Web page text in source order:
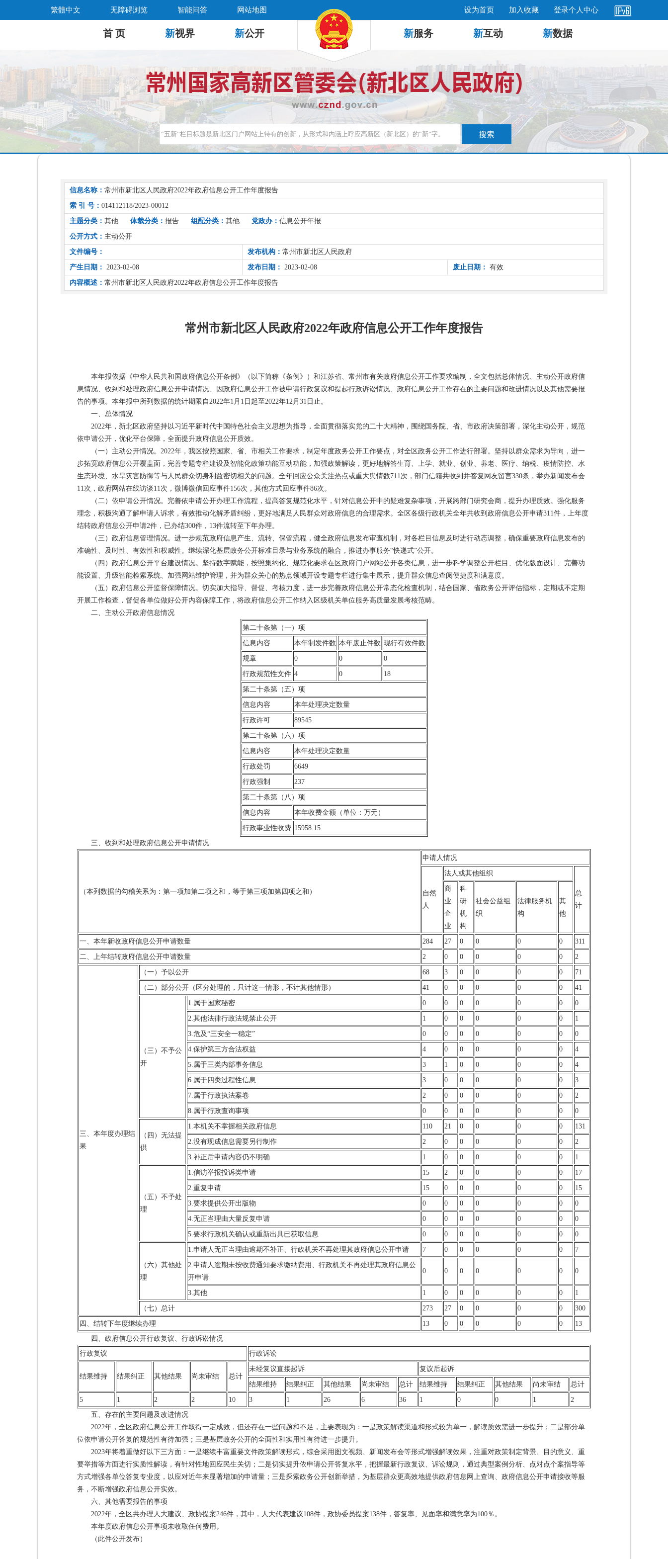
繁體中文 无障碍浏览 智能问答 网站地图 设为首页 加入收藏 登录个人中心
首 页 新视界 新公开 新服务 新互动 新数据
信息名称： 常州市新北区人民政府2022年政府信息公开工作年度报告
索 引 号： 014112118/2023-00012
主题分类： 其他 体裁分类： 报告 组配分类： 其他 党政办： 信息公开年报
公开方式： 主动公开
文件编号： 发布机构： 常州市新北区人民政府
产生日期： 2023-02-08 发布日期： 2023-02-08 废止日期： 有效
内容概述： 常州市新北区人民政府2022年政府信息公开工作年度报告
常州市新北区人民政府2022年政府信息公开工作年度报告
本年报依据《中华人民共和国政府信息公开条例》（以下简称《条例》）和江苏省、常州市有关政府信息公开工作要求编制，全文包括总体情况、主动公开政府信
息情况、收到和处理政府信息公开申请情况、因政府信息公开工作被申请行政复议和提起行政诉讼情况、政府信息公开工作存在的主要问题和改进情况以及其他需要报
告的事项。本年报中所列数据的统计期限自2022年1月1日起至2022年12月31日止。
一、总体情况
2022年，新北区政府坚持以习近平新时代中国特色社会主义思想为指导，全面贯彻落实党的二十大精神，围绕国务院、省、市政府决策部署，深化主动公开，规范
依申请公开，优化平台保障，全面提升政府信息公开质效。
（一）主动公开情况。2022年，我区按照国家、省、市相关工作要求，制定年度政务公开工作要点，对全区政务公开工作进行部署。坚持以群众需求为导向，进一
步拓宽政府信息公开覆盖面，完善专题专栏建设及智能化政策功能互动功能，加强政策解读，更好地解答生育、上学、就业、创业、养老、医疗、纳税、疫情防控、水
生态环境、水旱灾害防御等与人民群众切身利益密切相关的问题。全年回应公众关注热点或重大舆情数711次，部门信箱共收到并答复网友留言330条，举办新闻发布会
11次，政府网站在线访谈11次，微博微信回应事件156次，其他方式回应事件86次。
（二）依申请公开情况。完善依申请公开办理工作流程，提高答复规范化水平，针对信息公开中的疑难复杂事项，开展跨部门研究会商，提升办理质效。强化服务
理念，积极沟通了解申请人诉求，有效推动化解矛盾纠纷，更好地满足人民群众对政府信息的合理需求。全区各级行政机关全年共收到政府信息公开申请311件，上年度
结转政府信息公开申请2件，已办结300件，13件流转至下年办理。
（三）政府信息管理情况。进一步规范政府信息产生、流转、保管流程，健全政府信息发布审查机制，对各栏目信息及时进行动态调整，确保重要政府信息发布的
准确性、及时性、有效性和权威性。继续深化基层政务公开标准目录与业务系统的融合，推进办事服务“快递式”公开。
（四）政府信息公开平台建设情况。坚持数字赋能，按照集约化、规范化要求在区政府门户网站公开各类信息，进一步科学调整公开栏目、优化版面设计、完善功
能设置、升级智能检索系统、加强网站维护管理，并为群众关心的热点领域开设专题专栏进行集中展示，提升群众信息查阅便捷度和满意度。
（五）政府信息公开监督保障情况。切实加大指导、督促、考核力度，进一步完善政府信息公开常态化检查机制，结合国家、省政务公开评估指标，定期或不定期
开展工作检查，督促各单位做好公开内容保障工作，将政府信息公开工作纳入区级机关单位服务高质量发展考核范畴。
二、主动公开政府信息情况
第二十条第（一）项
信息内容 本年制发件数 本年废止件数 现行有效件数
规章 0 0 0
行政规范性文件 4 0 18
第二十条第（五）项
信息内容 本年处理决定数量
行政许可 89545
第二十条第（六）项
信息内容 本年处理决定数量
行政处罚 6649
行政强制 237
第二十条第（八）项
信息内容 本年收费金额（单位：万元）
行政事业性收费 15958.15
三、收到和处理政府信息公开申请情况
（本列数据的勾稽关系为：第一项加第二项之和，等于第三项加第四项之和）
申请人情况
自然
人
法人或其他组织
总
计
商
业
企
业
科
研
机
构
社会公益组
织
法律服务机
构
其
他
一、本年新收政府信息公开申请数量 284 27 0 0 0 0 311
二、上年结转政府信息公开申请数量 2 0 0 0 0 0 2
三、本年度办理结
果
（一）予以公开 68 3 0 0 0 0 71
（二）部分公开（区分处理的，只计这一情形，不计其他情形） 41 0 0 0 0 0 41
（三）不予公
开
1.属于国家秘密 0 0 0 0 0 0 0
2.其他法律行政法规禁止公开 1 0 0 0 0 0 1
3.危及“三安全一稳定” 0 0 0 0 0 0 0
4.保护第三方合法权益 4 0 0 0 0 0 4
5.属于三类内部事务信息 3 1 0 0 0 0 4
6.属于四类过程性信息 3 0 0 0 0 0 3
7.属于行政执法案卷 2 0 0 0 0 0 2
8.属于行政查询事项 0 0 0 0 0 0 0
（四）无法提
供
1.本机关不掌握相关政府信息 110 21 0 0 0 0 131
2.没有现成信息需要另行制作 2 0 0 0 0 0 2
3.补正后申请内容仍不明确 1 0 0 0 0 0 1
（五）不予处
理
1.信访举报投诉类申请 15 2 0 0 0 0 17
2.重复申请 15 0 0 0 0 0 15
3.要求提供公开出版物 0 0 0 0 0 0 0
4.无正当理由大量反复申请 0 0 0 0 0 0 0
5.要求行政机关确认或重新出具已获取信息 0 0 0 0 0 0 0
（六）其他处
理
1.申请人无正当理由逾期不补正、行政机关不再处理其政府信息公开申请 7 0 0 0 0 0 7
2.申请人逾期未按收费通知要求缴纳费用、行政机关不再处理其政府信息公
开申请
0 0 0 0 0 0 0
3.其他 1 0 0 0 0 0 1
（七）总计 273 27 0 0 0 0 300
四、结转下年度继续办理 13 0 0 0 0 0
13
四、政府信息公开行政复议、行政诉讼情况
行政复议
行政诉讼
结果维持 结果纠正 其他结果 尚未审结 总计
未经复议直接起诉 复议后起诉
结果维持 结果纠正 其他结果 尚未审结 总计 结果维持 结果纠正 其他结果 尚未审结 总计
5 1 2 2 10 3 1 26 6 36 1 0 0 1
2
五、存在的主要问题及改进情况
2022年，全区政府信息公开工作取得一定成效，但还存在一些问题和不足，主要表现为：一是政策解读渠道和形式较为单一，解读质效需进一步提升；二是部分单
位依申请公开答复的规范性有待加强；三是基层政务公开的全面性和实用性有待进一步提升。
2023年将着重做好以下三方面：一是继续丰富重要文件政策解读形式，综合采用图文视频、新闻发布会等形式增强解读效果，注重对政策制定背景、目的意义、重
要举措等方面进行实质性解读，有针对性地回应民生关切；二是切实提升依申请公开答复水平，把握最新行政复议、诉讼规则，通过典型案例分析、点对点个案指导等
方式增强各单位答复专业度，以应对近年来显著增加的申请量；三是探索政务公开创新举措，为基层群众更高效地提供政府信息网上查询、政府信息公开申请接收等服
务，不断增强政府信息公开实效。
六、其他需要报告的事项
2022年，全区共办理人大建议、政协提案246件，其中，人大代表建议108件，政协委员提案138件，答复率、见面率和满意率为100％。
本年度政府信息公开事项未收取任何费用。
（此件公开发布）